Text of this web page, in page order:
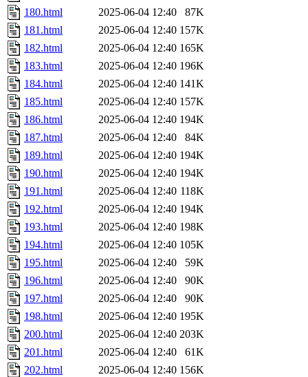
180.html
2025-06-04 12:40
87K
181.html
2025-06-04 12:40 157K
182.html
2025-06-04 12:40 165K
183.html
2025-06-04 12:40 196K
184.html
2025-06-04 12:40 141K
185.html
2025-06-04 12:40 157K
186.html
2025-06-04 12:40 194K
187.html
2025-06-04 12:40
84K
189.html
2025-06-04 12:40 194K
190.html
2025-06-04 12:40 194K
191.html
2025-06-04 12:40 118K
192.html
2025-06-04 12:40 194K
193.html
2025-06-04 12:40 198K
194.html
2025-06-04 12:40 105K
195.html
2025-06-04 12:40
59K
196.html
2025-06-04 12:40
90K
197.html
2025-06-04 12:40
90K
198.html
2025-06-04 12:40 195K
200.html
2025-06-04 12:40 203K
201.html
2025-06-04 12:40
61K
202.html
2025-06-04 12:40 156K